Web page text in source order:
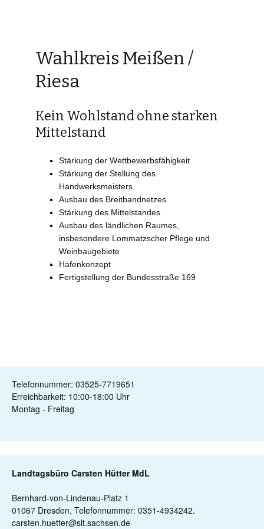
Wahlkreis Meißen /
Riesa
Kein Wohlstand ohne starken
Mittelstand
Stärkung der Wettbewerbsfähigkeit
Stärkung der Stellung des
Handwerksmeisters
Ausbau des Breitbandnetzes
Stärkung des Mittelstandes
Ausbau des ländlichen Raumes,
insbesondere Lommatzscher Pflege und
Weinbaugebiete
Hafenkonzept
Fertigstellung der Bundesstraße 169
Telefonnummer: 03525-7719651
Erreichbarkeit: 10:00-18:00 Uhr
Montag - Freitag
Landtagsbüro Carsten Hütter MdL
Bernhard-von-Lindenau-Platz 1
01067 Dresden, Telefonnummer: 0351-4934242.
carsten.huetter@slt.sachsen.de